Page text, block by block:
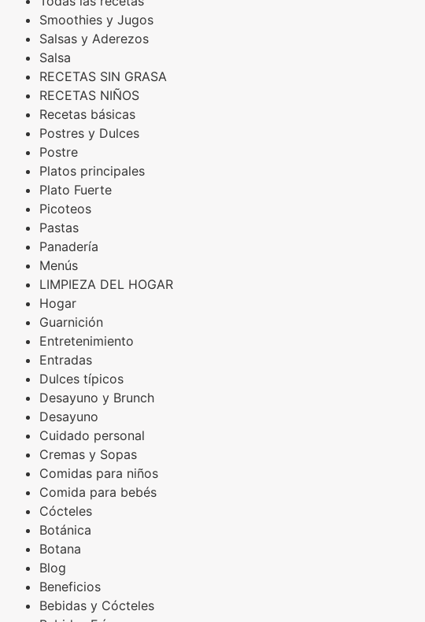
Smoothies y Jugos
Salsas y Aderezos
Salsa
RECETAS SIN GRASA
RECETAS NIÑOS
Recetas básicas
Postres y Dulces
Postre
Platos principales
Plato Fuerte
Picoteos
Pastas
Panadería
Menús
LIMPIEZA DEL HOGAR
Hogar
Guarnición
Entretenimiento
Entradas
Dulces típicos
Desayuno y Brunch
Desayuno
Cuidado personal
Cremas y Sopas
Comidas para niños
Comida para bebés
Cócteles
Botánica
Botana
Blog
Beneficios
Bebidas y Cócteles